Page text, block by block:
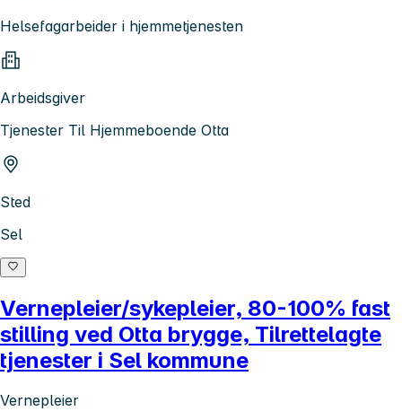
Helsefagarbeider i hjemmetjenesten
Arbeidsgiver
Tjenester Til Hjemmeboende Otta
Sted
Sel
Vernepleier/sykepleier, 80-100% fast
stilling ved Otta brygge, Tilrettelagte
tjenester i Sel kommune
Vernepleier